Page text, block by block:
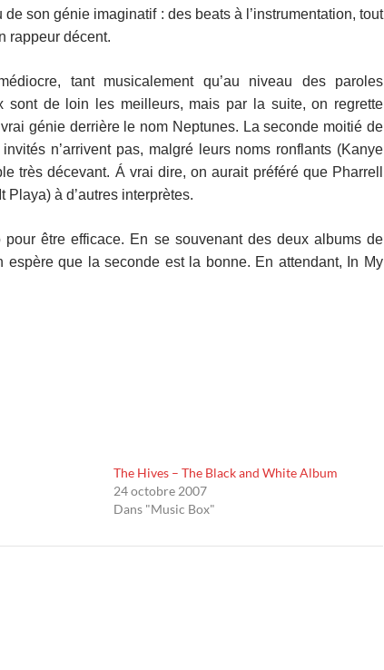
son génie imaginatif : des beats à l’instrumentation, tout
rappeur décent.
tant musicalement qu’au niveau des paroles
sont de loin les meilleurs, mais par la suite, on regrette
génie derrière le nom Neptunes. La seconde moitié de
n’arrivent pas, malgré leurs noms ronflants (Kanye
très décevant. Á vrai dire, on aurait préféré que Pharrell
à d’autres interprètes.
être efficace. En se souvenant des deux albums de
espère que la seconde est la bonne. En attendant, In My
The Hives – The Black and White Album
24 octobre 2007
Dans "Music Box"